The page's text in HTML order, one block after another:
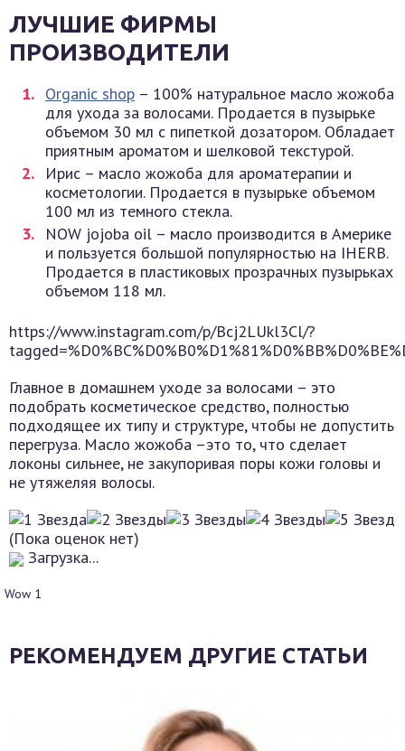
ЛУЧШИЕ ФИРМЫ
ПРОИЗВОДИТЕЛИ
Organic shop – 100% натуральное масло жожоба
для ухода за волосами. Продается в пузырьке
объемом 30 мл с пипеткой дозатором. Обладает
приятным ароматом и шелковой текстурой.
Ирис – масло жожоба для ароматерапии и
косметологии. Продается в пузырьке объемом
100 мл из темного стекла.
NOW jojoba oil – масло производится в Америке
и пользуется большой популярностью на IHERB.
Продается в пластиковых прозрачных пузырьках
объемом 118 мл.
https://www.instagram.com/p/Bcj2LUkl3Cl/?
Главное в домашнем уходе за волосами – это
подобрать косметическое средство, полностью
подходящее их типу и структуре, чтобы не допустить
перегруза. Масло жожоба –это то, что сделает
локоны сильнее, не закупоривая поры кожи головы и
не утяжеляя волосы.
(Пока оценок нет)
Загрузка...
Wow 1
РЕКОМЕНДУЕМ ДРУГИЕ СТАТЬИ